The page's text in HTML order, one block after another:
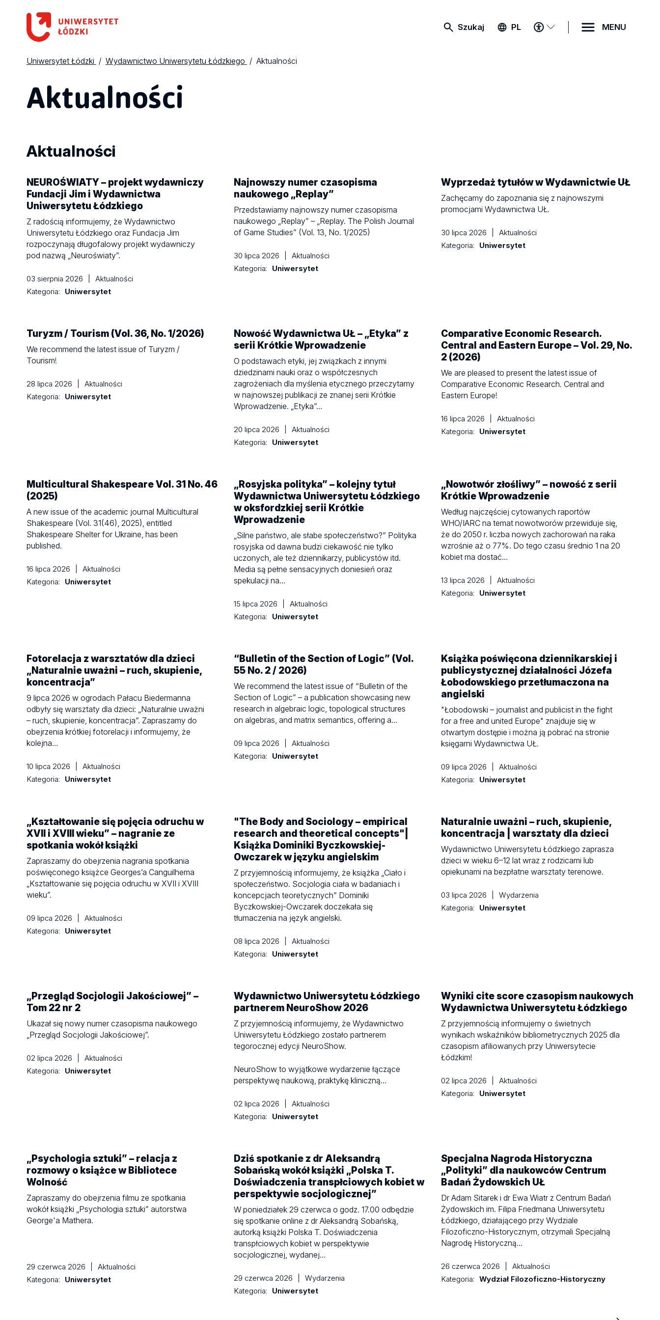
Szukaj PL
MENU
DOSTĘPNOŚCI
MENU
Uniwersytet Łódzki Wydawnictwo Uniwersytetu Łódzkiego Aktualności
Aktualności
Aktualności
NEUROŚWIATY – projekt wydawniczy
Fundacji Jim i Wydawnictwa
Uniwersytetu Łódzkiego
Z radością informujemy, że Wydawnictwo
Uniwersytetu Łódzkiego oraz Fundacja Jim
rozpoczynają długofalowy projekt wydawniczy
pod nazwą „Neuroświaty”.
03 sierpnia 2026
Aktualności
Kategoria:
Uniwersytet
Najnowszy numer czasopisma
naukowego „Replay”
Przedstawiamy najnowszy numer czasopisma
naukowego „Replay” – „Replay. The Polish Journal
of Game Studies” (Vol. 13, No. 1/2025)
30 lipca 2026
Aktualności
Kategoria:
Uniwersytet
Wyprzedaż tytułów w Wydawnictwie UŁ
Zachęcamy do zapoznania się z najnowszymi
promocjami Wydawnictwa UŁ.
30 lipca 2026
Aktualności
Kategoria:
Uniwersytet
Turyzm / Tourism (Vol. 36, No. 1/2026)
We recommend the latest issue of Turyzm /
Tourism!
28 lipca 2026
Aktualności
Kategoria:
Uniwersytet
Nowość Wydawnictwa UŁ – „Etyka” z
serii Krótkie Wprowadzenie
O podstawach etyki, jej związkach z innymi
dziedzinami nauki oraz o współczesnych
zagrożeniach dla myślenia etycznego przeczytamy
w najnowszej publikacji ze znanej serii Krótkie
Wprowadzenie. „Etyka”…
20 lipca 2026
Aktualności
Kategoria:
Uniwersytet
Comparative Economic Research.
Central and Eastern Europe – Vol. 29, No.
2 (2026)
We are pleased to present the latest issue of
Comparative Economic Research. Central and
Eastern Europe!
16 lipca 2026
Aktualności
Kategoria:
Uniwersytet
Multicultural Shakespeare Vol. 31 No. 46
(2025)
A new issue of the academic journal Multicultural
Shakespeare (Vol. 31(46), 2025), entitled
Shakespeare Shelter for Ukraine, has been
published.
16 lipca 2026
Aktualności
Kategoria:
Uniwersytet
„Rosyjska polityka” – kolejny tytuł
Wydawnictwa Uniwersytetu Łódzkiego
w oksfordzkiej serii Krótkie
Wprowadzenie
„Silne państwo, ale słabe społeczeństwo?” Polityka
rosyjska od dawna budzi ciekawość nie tylko
uczonych, ale też dziennikarzy, publicystów itd.
Media są pełne sensacyjnych doniesień oraz
spekulacji na…
15 lipca 2026
Aktualności
Kategoria:
Uniwersytet
„Nowotwór złośliwy” – nowość z serii
Krótkie Wprowadzenie
Według najczęściej cytowanych raportów
WHO/IARC na temat nowotworów przewiduje się,
że do 2050 r. liczba nowych zachorowań na raka
wzrośnie aż o 77%. Do tego czasu średnio 1 na 20
kobiet ma dostać…
13 lipca 2026
Aktualności
Kategoria:
Uniwersytet
Fotorelacja z warsztatów dla dzieci
„Naturalnie uważni – ruch, skupienie,
koncentracja”
9 lipca 2026 w ogrodach Pałacu Biedermanna
odbyły się warsztaty dla dzieci: „Naturalnie uważni
– ruch, skupienie, koncentracja”. Zapraszamy do
obejrzenia krótkiej fotorelacji i informujemy, że
kolejna…
10 lipca 2026
Aktualności
Kategoria:
Uniwersytet
“Bulletin of the Section of Logic” (Vol.
55 No. 2 / 2026)
We recommend the latest issue of “Bulletin of the
Section of Logic” – a publication showcasing new
research in algebraic logic, topological structures
on algebras, and matrix semantics, offering a…
09 lipca 2026
Aktualności
Kategoria:
Uniwersytet
Książka poświęcona dziennikarskiej i
publicystycznej działalności Józefa
Łobodowskiego przetłumaczona na
angielski
"Łobodowski – journalist and publicist in the fight
for a free and united Europe" znajduje się w
otwartym dostępie i można ją pobrać na stronie
księgarni Wydawnictwa UŁ.
09 lipca 2026
Aktualności
Kategoria:
Uniwersytet
„Kształtowanie się pojęcia odruchu w
XVII i XVIII wieku” – nagranie ze
spotkania wokół książki
Zapraszamy do obejrzenia nagrania spotkania
poświęconego książce Georges’a Canguilhema
„Kształtowanie się pojęcia odruchu w XVII i XVIII
wieku”.
09 lipca 2026
Aktualności
Kategoria:
Uniwersytet
"The Body and Sociology – empirical
research and theoretical concepts"|
Książka Dominiki Byczkowskiej-
Owczarek w języku angielskim
Z przyjemnością informujemy, że książka „Ciało i
społeczeństwo. Socjologia ciała w badaniach i
koncepcjach teoretycznych” Dominiki
Byczkowskiej-Owczarek doczekała się
tłumaczenia na język angielski.
08 lipca 2026
Aktualności
Kategoria:
Uniwersytet
Naturalnie uważni – ruch, skupienie,
koncentracja | warsztaty dla dzieci
Wydawnictwo Uniwersytetu Łódzkiego zaprasza
dzieci w wieku 6–12 lat wraz z rodzicami lub
opiekunami na bezpłatne warsztaty terenowe.
03 lipca 2026
Wydarzenia
Kategoria:
Uniwersytet
„Przegląd Socjologii Jakościowej” –
Tom 22 nr 2
Ukazał się nowy numer czasopisma naukowego
„Przegląd Socjologii Jakościowej”.
02 lipca 2026
Aktualności
Kategoria:
Uniwersytet
Wydawnictwo Uniwersytetu Łódzkiego
partnerem NeuroShow 2026
Z przyjemnością informujemy, że Wydawnictwo
Uniwersytetu Łódzkiego zostało partnerem
tegorocznej edycji NeuroShow.
NeuroShow to wyjątkowe wydarzenie łączące
perspektywę naukową, praktykę kliniczną…
02 lipca 2026
Aktualności
Kategoria:
Uniwersytet
Wyniki cite score czasopism naukowych
Wydawnictwa Uniwersytetu Łódzkiego
Z przyjemnością informujemy o świetnych
wynikach wskaźników bibliometrycznych 2025 dla
czasopism afiliowanych przy Uniwersytecie
Łódzkim!
02 lipca 2026
Aktualności
Kategoria:
Uniwersytet
„Psychologia sztuki” – relacja z
rozmowy o książce w Bibliotece
Wolność
Zapraszamy do obejrzenia filmu ze spotkania
wokół książki „Psychologia sztuki” autorstwa
George'a Mathera.
29 czerwca 2026
Aktualności
Kategoria:
Uniwersytet
Dziś spotkanie z dr Aleksandrą
Sobańską wokół książki „Polska T.
Doświadczenia transpłciowych kobiet w
perspektywie socjologicznej”
W poniedziałek 29 czerwca o godz. 17.00 odbędzie
się spotkanie online z dr Aleksandrą Sobańską,
autorką książki Polska T. Doświadczenia
transpłciowych kobiet w perspektywie
socjologicznej, wydanej…
29 czerwca 2026
Wydarzenia
Kategoria:
Uniwersytet
Specjalna Nagroda Historyczna
„Polityki” dla naukowców Centrum
Badań Żydowskich UŁ
Dr Adam Sitarek i dr Ewa Wiatr z Centrum Badań
Żydowskich im. Filipa Friedmana Uniwersytetu
Łódzkiego, działającego przy Wydziale
Filozoficzno-Historycznym, otrzymali Specjalną
Nagrodę Historyczną…
26 czerwca 2026
Aktualności
Kategoria: Wydział Filozoficzno-Historyczny